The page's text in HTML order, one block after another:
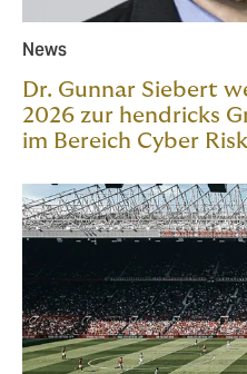
News
Dr. Gunnar Siebert
2026 zur hendricks
im Bereich Cyber